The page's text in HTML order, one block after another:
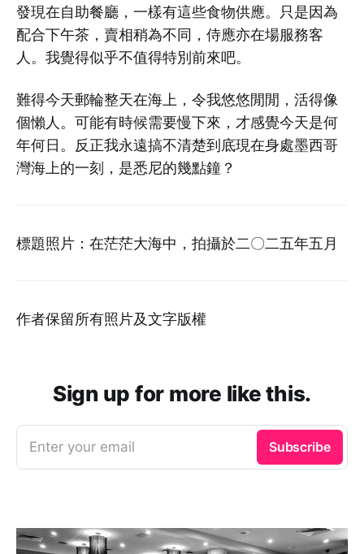
發現在自助餐廳，一樣有這些食物供應。只是因為
配合下午茶，賣相稍為不同，侍應亦在場服務客
人。我覺得似乎不值得特別前來吧。
難得今天郵輪整天在海上，令我悠悠閒閒，活得像
個懶人。可能有時候需要慢下來，才感覺今天是何
年何日。反正我永遠搞不清楚到底現在身處墨西哥
灣海上的一刻，是悉尼的幾點鐘？
標題照片：在茫茫大海中，拍攝於二〇二五年五月
作者保留所有照片及文字版權
Sign up for more like this.
Enter your email Subscribe